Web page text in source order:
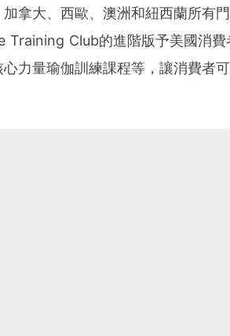
拿大、西歐、澳洲和紐西蘭所有
Training Club的進階版予美國消
力量瑜伽訓練課程等，讓消費者